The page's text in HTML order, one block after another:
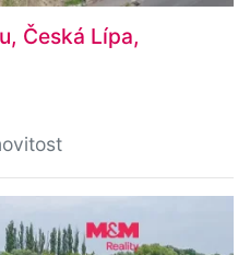
Česká Lípa,